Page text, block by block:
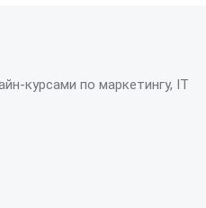
курсами по маркетингу, IT